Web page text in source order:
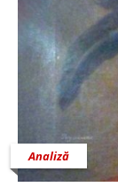
Analiză